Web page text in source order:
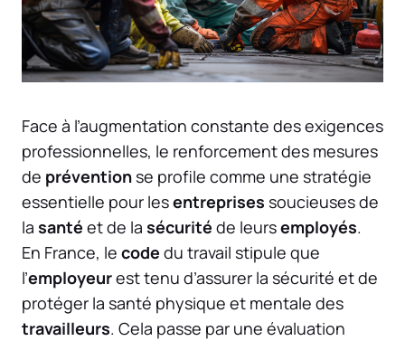
Face à l’augmentation constante des exigences
professionnelles, le renforcement des mesures
de préventionse profile comme une stratégie
essentielle pour lesentreprises soucieuses de
la santé et de la sécurité de leursemployés.
En France, le code du travail stipule que
l’employeurest tenu d’assurer la sécurité et de
protéger la santé physique et mentale des
travailleurs. Cela passe par une évaluation